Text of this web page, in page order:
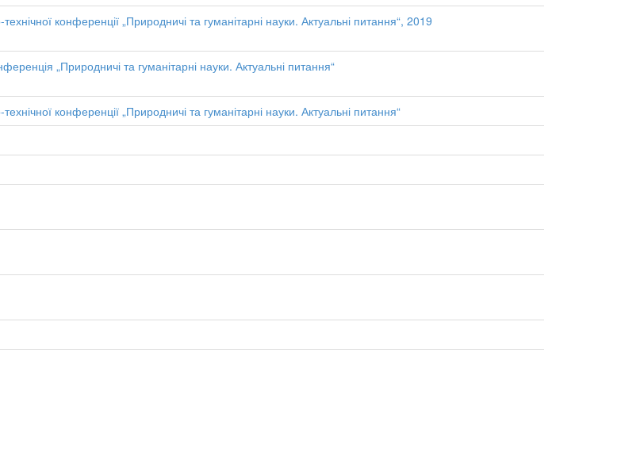
конференції „Природничі та гуманітарні науки. Актуальні питання“, 2019
„Природничі та гуманітарні науки. Актуальні питання“
конференції „Природничі та гуманітарні науки. Актуальні питання“